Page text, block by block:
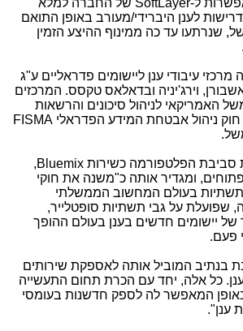
ל-SoftLayer של החברה למלא
לענן היברידי/מעורב באופן התואם
שנרתעו עד כה ממינוף ההיצע הזמין
עיבודי ענן ליישומים פדראליים ע"ג
וירג'יניה ובדאלאס טקסס. המרכזים
האמריקאי לניהול סיכונים והרשאות
חוק ניהול אבטחת המידע הפדראלי FISMA
סביבת הפלטפורמה כשירות Bluemix
,
ומגדיר אותה כ"משנה את חוקי
בעולם המחשוב הממשלתי
שפועלת על גבי תשתיות סופטלייר,
יישומים חדשים בענן בעולם ההופך
פעם.
בנתיב המוביל אותה לאספקת שירותים
כל אלה, יחד עם הכרת תחום התעשייה
המאפשר לה לספק חדשנות בעומסי
ענן".